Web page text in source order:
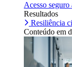
Acesso seguro
Resultados
Resiliência
Conteúdo em